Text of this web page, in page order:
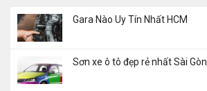
Gara Nào Uy Tín Nhất HCM
Sơn xe ô tô đẹp rẻ nhất Sài Gòn